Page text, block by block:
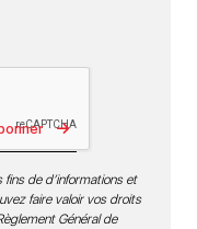
de d’informations et
faire valoir vos droits
Général de